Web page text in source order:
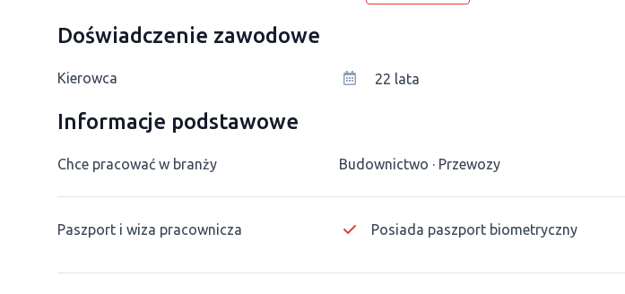
Doświadczenie zawodowe
Kierowca 22 lata
Informacje podstawowe
Chce pracować w branży Budownictwo Przewozy
Paszport i wiza pracownicza Posiada paszport biometryczny